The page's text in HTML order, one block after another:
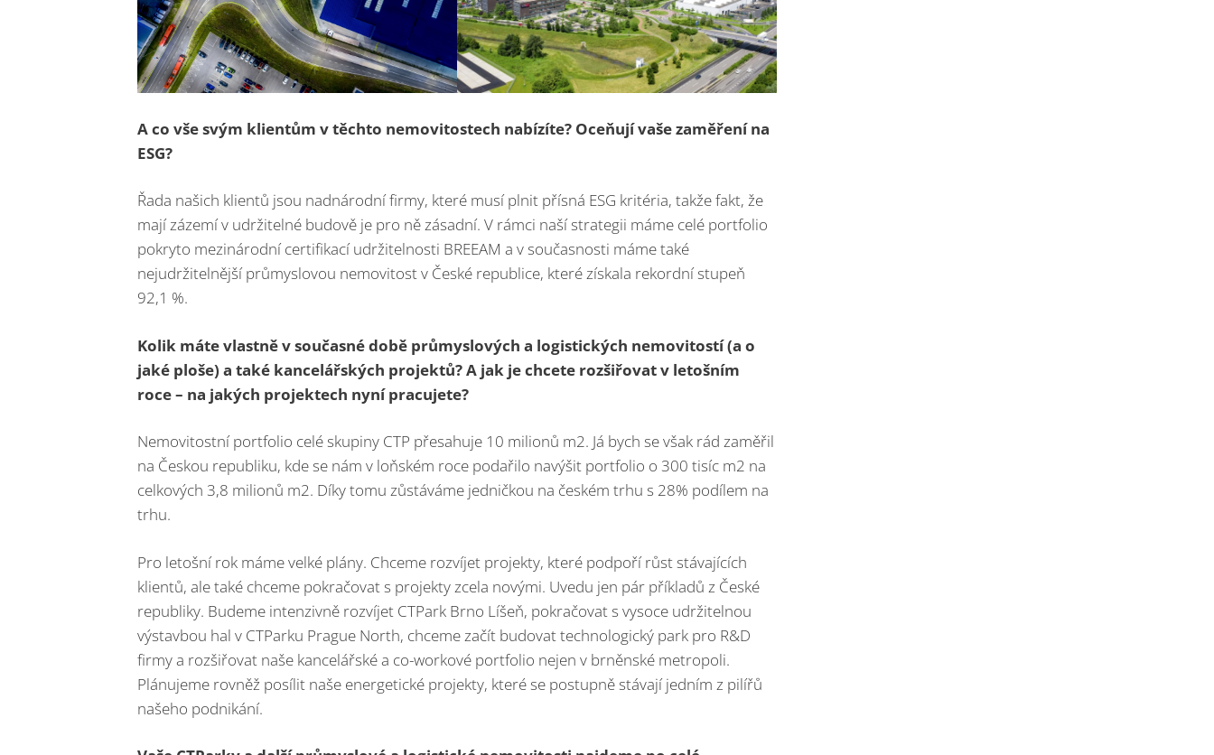
A co vše svým klientům v těchto nemovitostech nabízíte? Oceňují vaše zaměření na
ESG?
Řada našich klientů jsou nadnárodní firmy, které musí plnit přísná ESG kritéria, takže fakt, že
mají zázemí v udržitelné budově je pro ně zásadní. V rámci naší strategii máme celé portfolio
pokryto mezinárodní certifikací udržitelnosti BREEAM a v současnosti máme také
nejudržitelnější průmyslovou nemovitost v České republice, které získala rekordní stupeň
92,1 %.
Kolik máte vlastně v současné době průmyslových a logistických nemovitostí (a o
jaké ploše) a také kancelářských projektů? A jak je chcete rozšiřovat v letošním
roce – na jakých projektech nyní pracujete?
Nemovitostní portfolio celé skupiny CTP přesahuje 10 milionů m2. Já bych se však rád zaměřil
na Českou republiku, kde se nám v loňském roce podařilo navýšit portfolio o 300 tisíc m2 na
celkových 3,8 milionů m2. Díky tomu zůstáváme jedničkou na českém trhu s 28% podílem na
trhu.
Pro letošní rok máme velké plány. Chceme rozvíjet projekty, které podpoří růst stávajících
klientů, ale také chceme pokračovat s projekty zcela novými. Uvedu jen pár příkladů z České
republiky. Budeme intenzivně rozvíjet CTPark Brno Líšeň, pokračovat s vysoce udržitelnou
výstavbou hal v CTParku Prague North, chceme začít budovat technologický park pro R&D
firmy a rozšiřovat naše kancelářské a co-workové portfolio nejen v brněnské metropoli.
Plánujeme rovněž posílit naše energetické projekty, které se postupně stávají jedním z pilířů
našeho podnikání.